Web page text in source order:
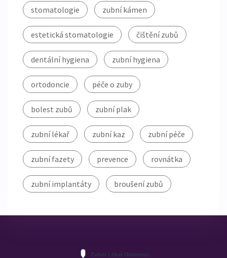
stomatologie zubní kámen
estetická stomatologie čištění zubů
dentální hygiena zubní hygiena
ortodoncie péče o zuby
bolest zubů zubní plak
zubní lékař zubní kaz zubní péče
zubní fazety prevence rovnátka
zubní implantáty broušení zubů